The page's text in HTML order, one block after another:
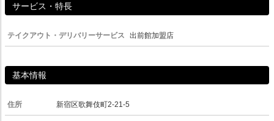
サービス・特長
テイクアウト・デリバリーサービス 出前館加盟店
基本情報
住所 新宿区歌舞伎町2-21-5